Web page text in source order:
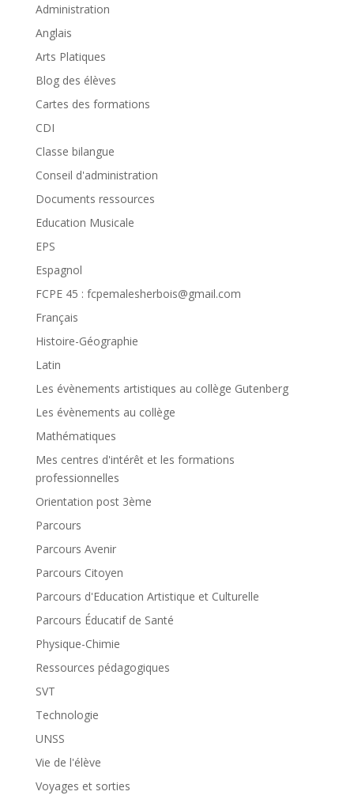
Administration
Anglais
Arts Platiques
Blog des élèves
Cartes des formations
CDI
Classe bilangue
Conseil d'administration
Documents ressources
Education Musicale
EPS
Espagnol
FCPE 45 : fcpemalesherbois@gmail.com
Français
Histoire-Géographie
Latin
Les évènements artistiques au collège Gutenberg
Les évènements au collège
Mathématiques
Mes centres d'intérêt et les formations
professionnelles
Orientation post 3ème
Parcours
Parcours Avenir
Parcours Citoyen
Parcours d'Education Artistique et Culturelle
Parcours Éducatif de Santé
Physique-Chimie
Ressources pédagogiques
SVT
Technologie
UNSS
Vie de l'élève
Voyages et sorties